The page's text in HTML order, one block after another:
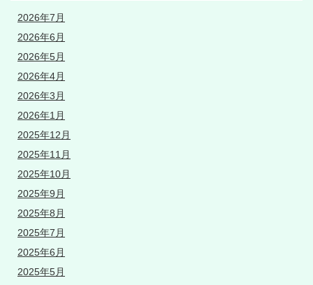
2026年7月
2026年6月
2026年5月
2026年4月
2026年3月
2026年1月
2025年12月
2025年11月
2025年10月
2025年9月
2025年8月
2025年7月
2025年6月
2025年5月